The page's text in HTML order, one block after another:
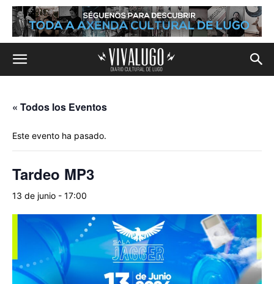
« Todos los Eventos
Este evento ha pasado.
Tardeo MP3
13 de junio - 17:00